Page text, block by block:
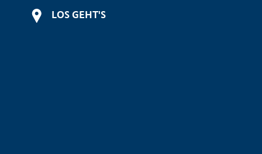
LOS GEHT'S